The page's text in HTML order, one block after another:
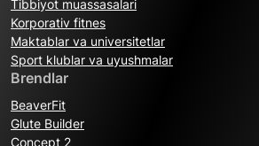
Tibbiyot muassasalari
Korporativ fitnes
Maktablar va universitetlar
Sport klublar va uyushmalar
Brendlar
BeaverFit
Glute Builder
Concept 2